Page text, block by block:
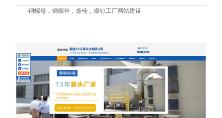
铜螺母，铜螺丝，螺栓，螺钉工厂网站建设